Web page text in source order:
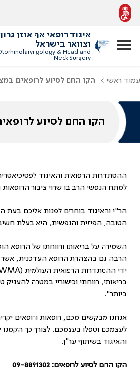
איגוד רופאי אף אוזן
וצוואר בישראל
& Head and
Neck Surgery
עמוד ראשי הקו החם לסיוע לרופאים
הקו החם לסיוע
ההסתדרות הרפואית והאיגוד
למתח הנפשי הרב בו שרוי ציבור הרופאות
הר"י והאיגוד בוחרים לפנות אליכם בעת
הטובה, הפיזית והנפשית, היא בעלת
השמירה על בריאותו ורווחתו של הרופא
בריאותי, רווחתי וכישוריי במטרה
ביותר".
אנחנו מבקשים מכם, רופאות ורופאים
לעצמכם וטפלו בעצמכם. לצורך כך הקמנו
והאיגוד בשיתוף ער"ן.
הקו החם לסיוע לרופאים: 09-8891302